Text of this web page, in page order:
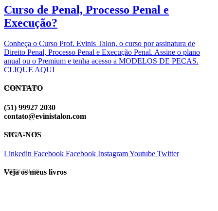
Curso de Penal, Processo Penal e
Execução?
Conheça o Curso Prof. Evinis Talon, o curso por assinatura de
Direito Penal, Processo Penal e Execução Penal. Assine o plano
anual ou o Premium e tenha acesso a MODELOS DE PEÇAS.
CLIQUE AQUI
EVINIS TALON
CONTATO
(51) 99927 2030
contato@evinistalon.com
EVINIS TALON
SIGA-NOS
Linkedin Facebook Facebook InstagramYoutube Twitter
EVINIS TALON
Veja os meus livros